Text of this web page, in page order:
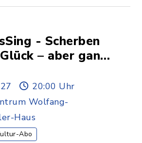
- Scherben
– aber ganze
20:00 Uhr
Wolfang-
Haus
Abo